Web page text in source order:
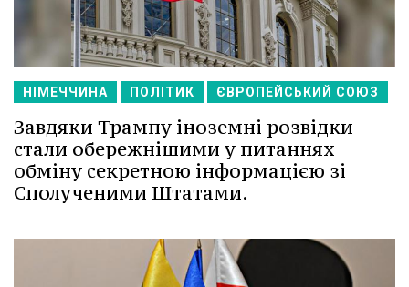
НІМЕЧЧИНА ПОЛІТИК ЄВРОПЕЙСЬКИЙ СОЮЗ
Завдяки Трампу іноземні розвідки
стали обережнішими у питаннях
обміну секретною інформацією зі
Сполученими Штатами.